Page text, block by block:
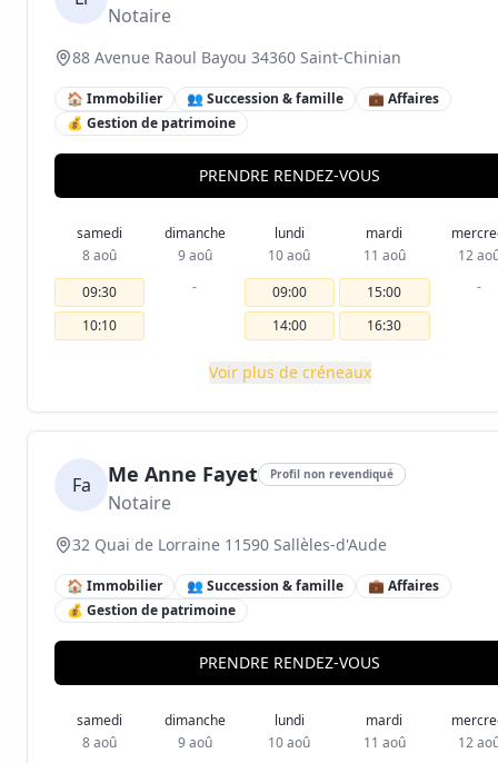
Notaire
88 Avenue Raoul Bayou 34360 Saint-Chinian
🏠 Immobilier 👥 Succession & famille
💼 Affaires
💰 Gestion de patrimoine
PRENDRE RENDEZ-VOUS
samedi
8 aoû
09:30
10:10
dimanche
9 aoû
-
lundi
10 aoû
09:00
14:00
mardi
11 aoû
15:00
16:30
12
-
Voir plus de créneaux
Fa Me Anne Fayet Profil non revendiqué
Notaire
32 Quai de Lorraine 11590 Sallèles-d'Aude
🏠 Immobilier 👥 Succession & famille
💼 Affaires
💰 Gestion de patrimoine
PRENDRE RENDEZ-VOUS
samedi
8 aoû
dimanche
9 aoû
lundi
10 aoû
mardi
11 aoû
12